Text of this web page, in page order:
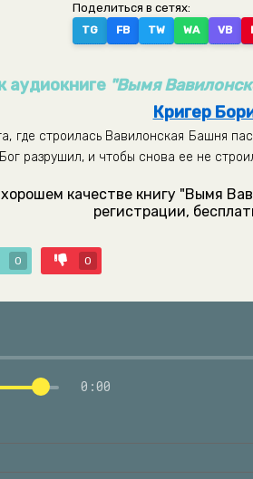
Поделиться в сетях:
TG FB TW WA VB
аудиокниге "Вымя
Кригер
где строилась Вавилонская Башня
разрушил, и чтобы снова ее не
качестве книгу "Вымя
регистрации,
0 0
0:00